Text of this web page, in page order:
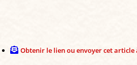
Obtenir le lien ou envoyer cet article